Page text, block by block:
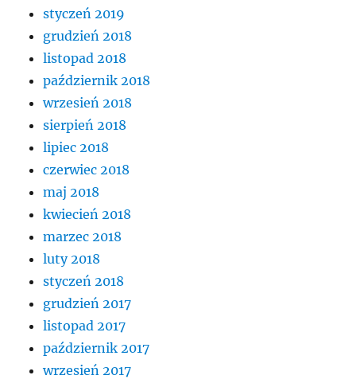
styczeń 2019
grudzień 2018
listopad 2018
październik 2018
wrzesień 2018
sierpień 2018
lipiec 2018
czerwiec 2018
maj 2018
kwiecień 2018
marzec 2018
luty 2018
styczeń 2018
grudzień 2017
listopad 2017
październik 2017
wrzesień 2017